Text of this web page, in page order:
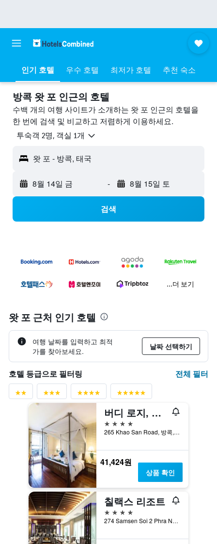
인기 호텔 우수 호텔 최저가 호텔 추천 숙소
방콕 왓 포 ​인근의 호텔
수백 개의 여행 사이트가 소개하는 왓 포 인근의 호텔을
한 번에 검색 및 비교하고 저렴하게 이용하세요.
​투숙객 2​명, ​객실 1개
왓 포 - 방콕, 태국
8월 14일 금 - 8월 15일 토
검색
...더 보기
왓 포 근처 인기 호텔
여행 날짜를 입력하고 최적
가를 찾아보세요.
날짜 선택하기
호텔 등급으로 필터링 전체 필터
버디 로지, 카오산 로드
4성급
265 Khao San Road, 방콕, 태국
41,424원
상품 확인
칠랙스 리조트
4성급
274 Samsen Soi 2 Phra Nakhon, 방콕, 태국